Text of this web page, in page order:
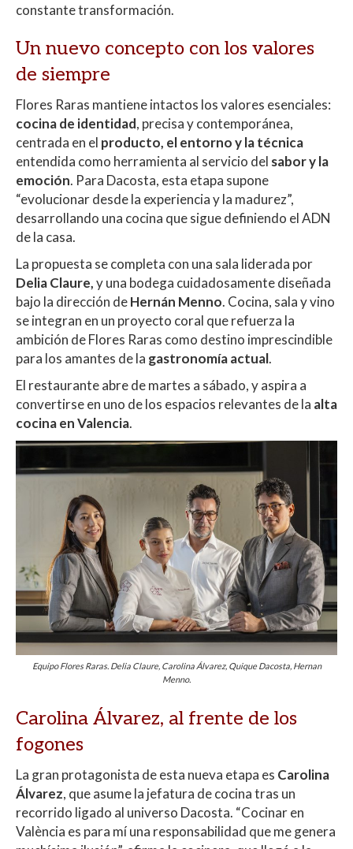
constante transformación.
Un nuevo concepto con los valores
de siempre
Flores Raras mantiene intactos los valores esenciales:
cocina de identidad, precisa y contemporánea,
centrada en el producto, el entorno y la técnica
entendida como herramienta al servicio del sabor y la
emoción. Para Dacosta, esta etapa supone
“evolucionar desde la experiencia y la madurez”,
desarrollando una cocina que sigue definiendo el ADN
de la casa.
La propuesta se completa con una sala liderada por
Delia Claure,y una bodega cuidadosamente diseñada
bajo la dirección deHernán Menno. Cocina, sala y vino
se integran en un proyecto coral que refuerza la
ambición de Flores Raras como destino imprescindible
para los amantes de la gastronomía actual.
El restaurante abre de martes a sábado, y aspira a
convertirse en uno de los espacios relevantes de la alta
cocina en Valencia.
Equipo Flores Raras. Delia Claure, Carolina Álvarez, Quique Dacosta, Hernan
Menno.
Carolina Álvarez, al frente de los
fogones
La gran protagonista de esta nueva etapa es Carolina
Álvarez, que asume la jefatura de cocina tras un
recorrido ligado al universo Dacosta. “Cocinar en
València es para mí una responsabilidad que me genera